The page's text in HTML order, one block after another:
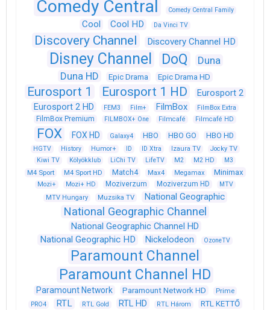
Comedy Central Comedy Central Family
Cool Cool HD Da Vinci TV
Discovery Channel Discovery Channel HD
Disney Channel DoQ
Duna
Duna HD
Epic Drama Epic Drama HD
Eurosport 1 Eurosport 1 HD
Eurosport 2
Eurosport 2 HD
FEM3 Film+ FilmBox FilmBox Extra
FilmBox Premium FILMBOX+ One Filmcafé Filmcafé HD
FOX FOX HD Galaxy4 HBO HBO GO HBO HD
HGTV History Humor+ ID ID Xtra Izaura TV
Jocky TV
Kiwi TV
Kölyökklub LiChi TV LifeTV M2 M2 HD M3
M4 Sport M4 Sport HD Match4 Max4 Megamax Minimax
Mozi+ Mozi+ HD Moziverzum Moziverzum HD
MTV
MTV Hungary
Muzsika TV National Geographic
National Geographic Channel
National Geographic Channel HD
National Geographic HD
Nickelodeon OzoneTV
Paramount Channel
Paramount Channel HD
Paramount Network Paramount Network HD Prime
PRO4 RTL RTL Gold RTL HD RTL Három RTL KETTŐ